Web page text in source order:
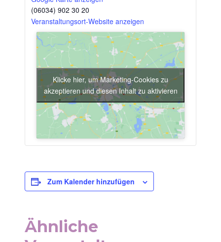
(06034) 902 30 20
Veranstaltungsort-Website anzeigen
Klicke hier, um Marketing-Cookies zu
akzeptieren und diesen Inhalt zu aktivieren
Zum Kalender hinzufügen
Ähnliche